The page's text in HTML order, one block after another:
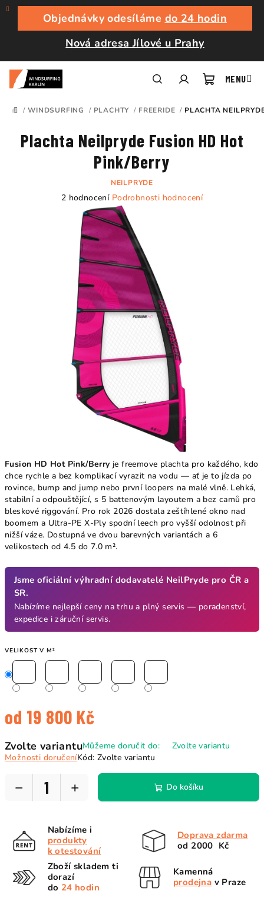
Přejít
obsah
Objednávky odesíláme do 24 hodin
Nová adresa Jílové u Prahy
košík
DOMŮ
/ WINDSURFING / PLACHTY / FREERIDE / PLACHTA
Fusion HD Hot Pink/Berry je freemove plachta pro každého, kdo
chce rychle a bez komplikací vyrazit na vodu — ať je to jízda po
rovince, bump and jump nebo první loopers na malé vlně. Lehká,
stabilní a odpouštějící, s 5 battenovým layoutem a bez camů pro
bleskové riggování. Pro rok 2026 dostala zeštíhlené okno nad
boomem a Ultra-PE X-Ply spodní leech pro vyšší odolnost při
nižší váze. Dostupná ve dvou barevných variantách a 6
velikostech od 4.5 do 7.0 m².
Jsme oficiální výhradní dodavatelé NeilPryde pro ČR a
SR.
Nabízíme nejlepší ceny na trhu a plný servis — poradenství,
expedice i záruční servis.
VELIKOST V M²
od 19 800 Kč
cena:
Zvolte variantuMůžeme doručit do:
Zvolte variantu
Možnosti doručeníKód: Zvolte variantu
+
− Do košíku
Plachta Neilpryde Fusion HD Hot
Pink/Berry
NEILPRYDE
Průměrné
hodnocení
produktu
hvězdiček.
2 hodnocení Podrobnosti hodnocení
Nabízíme i
produkty
k otestování
Doprava zdarma
od 2000 Kč
Zboží skladem ti
dorazí
do 24 hodin
Kamenná
prodejna v Praze